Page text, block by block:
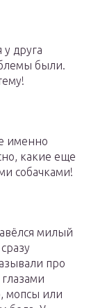
у друга
были.
именно
какие еще
собачками!
милый
про
мопсы или